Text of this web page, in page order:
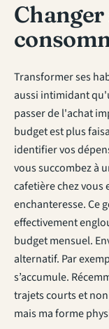
Changer
Transformer ses
aussi intimidant
passer de l'achat
budget est plus
identifier vos
vous succombez à
cafetière chez vous
enchanteresse. Ce
effectivement
budget mensuel.
alternatif. Par
s’accumule.
trajets courts et
mais ma forme